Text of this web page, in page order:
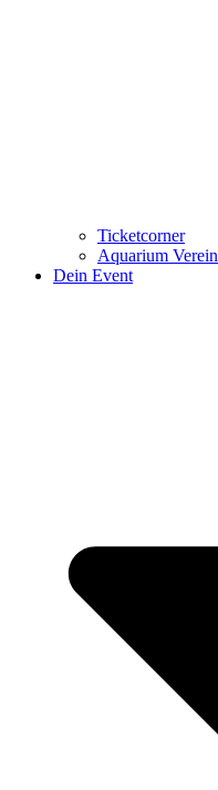
Ticketcorner
Aquarium Verein
Dein Event